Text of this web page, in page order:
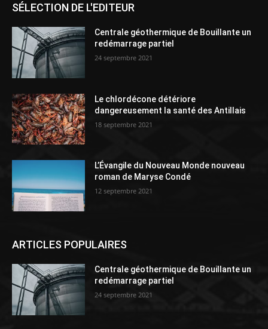
SÉLECTION DE L'EDITEUR
Centrale géothermique de Bouillante un
redémarrage partiel
24 septembre 2021
Le chlordécone détériore
dangereusement la santé des Antillais
18 septembre 2021
L’Évangile du Nouveau Monde nouveau
roman de Maryse Condé
12 septembre 2021
ARTICLES POPULAIRES
Centrale géothermique de Bouillante un
redémarrage partiel
24 septembre 2021